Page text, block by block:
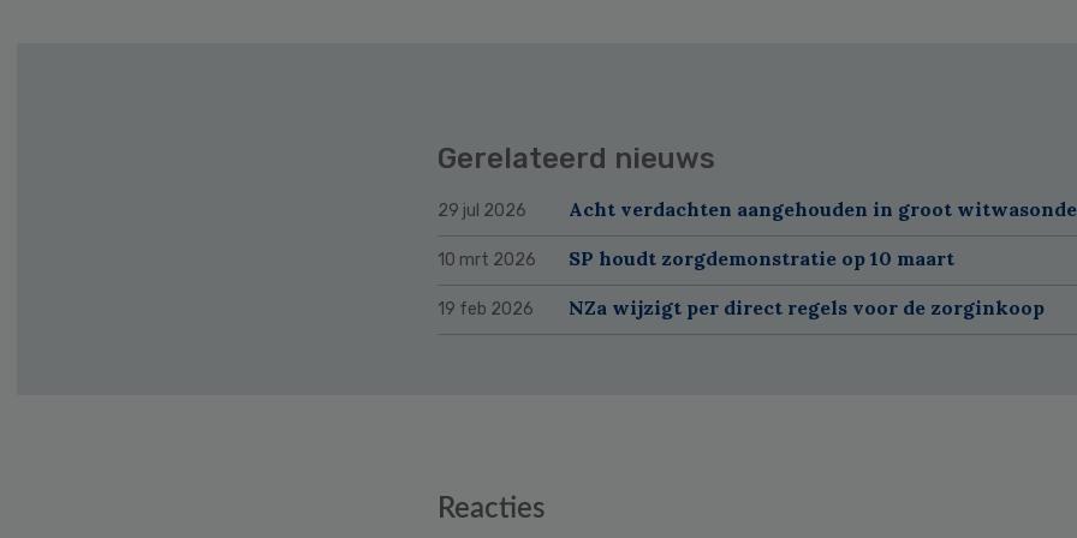
Gerelateerd nieuws
29 jul 2026 Acht verdachten aangehouden in groot
10 mrt 2026 SP houdt zorgdemonstratie op 10 maart
19 feb 2026 NZa wijzigt per direct regels voor de zorginkoop
Reacties